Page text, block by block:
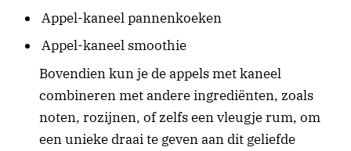
Appel-kaneel pannenkoeken
Appel-kaneel smoothie
Bovendien kun je de appels met kaneel
combineren met andere ingrediënten, zoals
noten, rozijnen, of zelfs een vleugje rum, om
een unieke draai te geven aan dit geliefde